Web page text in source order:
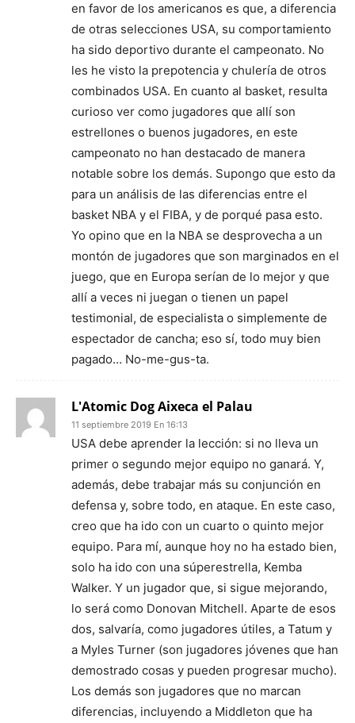
en favor de los americanos es que, a diferencia
de otras selecciones USA, su comportamiento
ha sido deportivo durante el campeonato. No
les he visto la prepotencia y chulería de otros
combinados USA. En cuanto al basket, resulta
curioso ver como jugadores que allí son
estrellones o buenos jugadores, en este
campeonato no han destacado de manera
notable sobre los demás. Supongo que esto da
para un análisis de las diferencias entre el
basket NBA y el FIBA, y de porqué pasa esto.
Yo opino que en la NBA se desprovecha a un
montón de jugadores que son marginados en el
juego, que en Europa serían de lo mejor y que
allí a veces ni juegan o tienen un papel
testimonial, de especialista o simplemente de
espectador de cancha; eso sí, todo muy bien
pagado… No-me-gus-ta.
L'Atomic Dog Aixeca el Palau
11 septiembre 2019 En 16:13
USA debe aprender la lección: si no lleva un
primer o segundo mejor equipo no ganará. Y,
además, debe trabajar más su conjunción en
defensa y, sobre todo, en ataque. En este caso,
creo que ha ido con un cuarto o quinto mejor
equipo. Para mí, aunque hoy no ha estado bien,
solo ha ido con una súperestrella, Kemba
Walker. Y un jugador que, si sigue mejorando,
lo será como Donovan Mitchell. Aparte de esos
dos, salvaría, como jugadores útiles, a Tatum y
a Myles Turner (son jugadores jóvenes que han
demostrado cosas y pueden progresar mucho).
Los demás son jugadores que no marcan
diferencias, incluyendo a Middleton que ha